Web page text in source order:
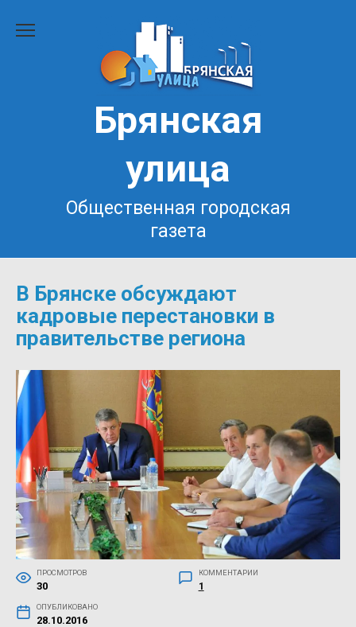
Брянская
улица
Общественная городская
газета
В Брянске обсуждают
кадровые перестановки в
правительстве региона
ПРОСМОТРОВ
30
КОММЕНТАРИИ
1
ОПУБЛИКОВАНО
28.10.2016